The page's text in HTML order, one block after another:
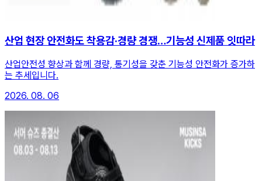
산업 현장 안전화도 착용감·경량 경쟁…기능성 신제품 잇따라
산업안전성 향상과 함께 경량, 통기성을 갖춘 기능성 안전화가 증가하
는 추세입니다.
2026. 08. 06